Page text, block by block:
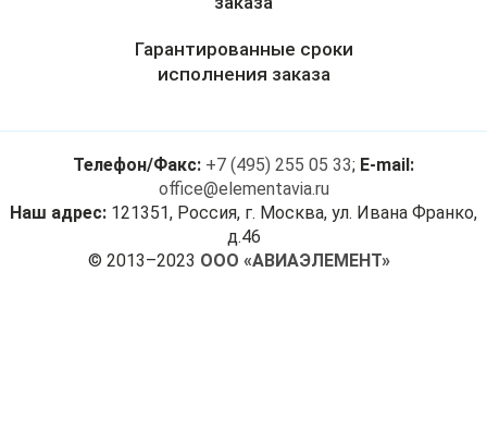
Гарантированные сроки
исполнения заказа
Телефон/Факс: +7 (495) 255 05 33; E-mail:
office@elementavia.ru
Наш адрес: 121351, Россия, г. Москва, ул. Ивана Франко,
д.46
© 2013–2023 ООО «АВИАЭЛЕМЕНТ»